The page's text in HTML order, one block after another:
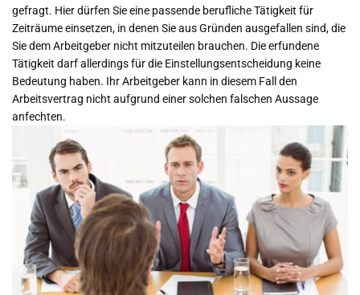
gefragt. Hier dürfen Sie eine passende berufliche Tätigkeit für
Zeiträume einsetzen, in denen Sie aus Gründen ausgefallen sind, die
Sie dem Arbeitgeber nicht mitzuteilen brauchen. Die erfundene
Tätigkeit darf allerdings für die Einstellungsentscheidung keine
Bedeutung haben. Ihr Arbeitgeber kann in diesem Fall den
Arbeitsvertrag nicht aufgrund einer solchen falschen Aussage
anfechten.